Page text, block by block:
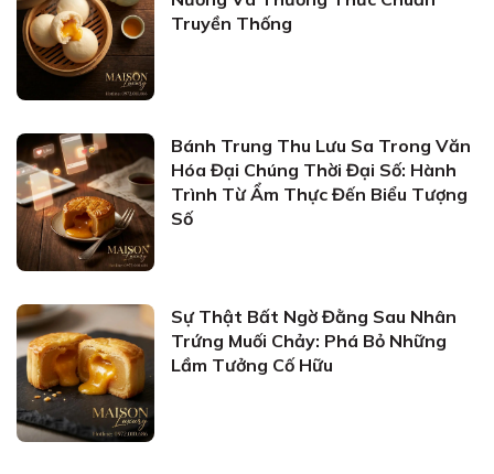
Truyền Thống
Bánh Trung Thu Lưu Sa Trong Văn
Hóa Đại Chúng Thời Đại Số: Hành
Trình Từ Ẩm Thực Đến Biểu Tượng
Số
Sự Thật Bất Ngờ Đằng Sau Nhân
Trứng Muối Chảy: Phá Bỏ Những
Lầm Tưởng Cố Hữu